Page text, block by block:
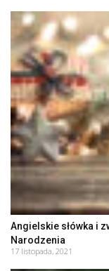
Angielskie słówka i
Narodzenia
17 listopada, 2021